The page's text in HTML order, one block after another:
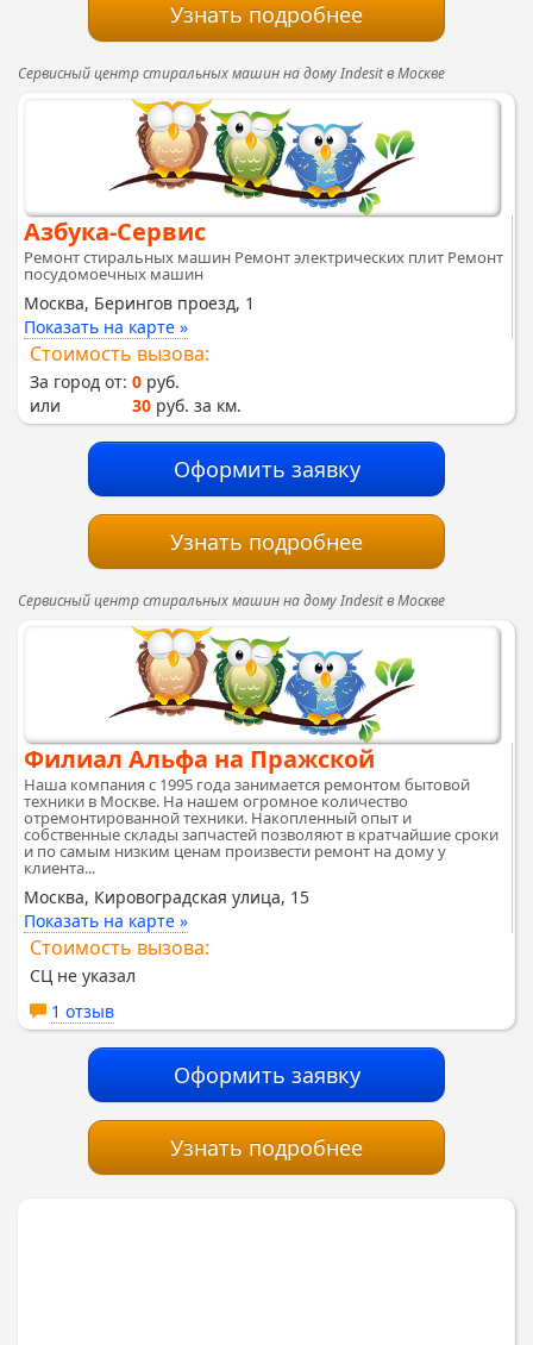
Узнать подробнее
Сервисный центр стиральных машин на дому Indesit в Москве
Азбука-Сервис
Ремонт стиральных машин Ремонт электрических плит Ремонт
посудомоечных машин
Москва, Берингов проезд, 1
Показать на карте »
Стоимость вызова:
За город от: 0 руб.
или
30 руб. за км.
Оформить заявку
Узнать подробнее
Сервисный центр стиральных машин на дому Indesit в Москве
Филиал Альфа на Пражской
Наша компания с 1995 года занимается ремонтом бытовой
техники в Москве. На нашем огромное количество
отремонтированной техники. Накопленный опыт и
собственные склады запчастей позволяют в кратчайшие сроки
и по самым низким ценам произвести ремонт на дому у
клиента...
Москва, Кировоградская улица, 15
Показать на карте »
Стоимость вызова:
СЦ не указал
1 отзыв
Оформить заявку
Узнать подробнее